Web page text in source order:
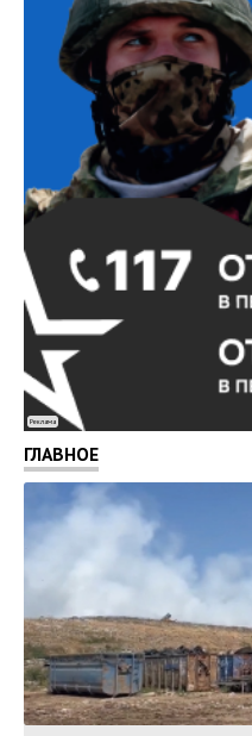
Реклама
ГЛАВНОЕ